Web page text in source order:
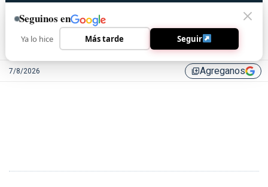
7/8/2026 library_addAgreganos
Seguinos en
Ya lo hice Más tarde Seguir